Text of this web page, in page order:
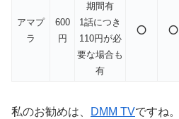
アマプ
ラ
600
円
期間有
1話につき
110円が必
要な場合も
有
⭕️ ⭕️
私のお勧めは、 DMM TVですね。